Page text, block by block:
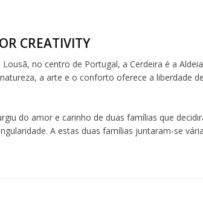
CREATIVITY
no centro de Portugal, a Cerdeira é a
a arte e o conforto oferece a liberdade
do amor e carinho de duas famílias que
A estas duas famílias juntaram-se